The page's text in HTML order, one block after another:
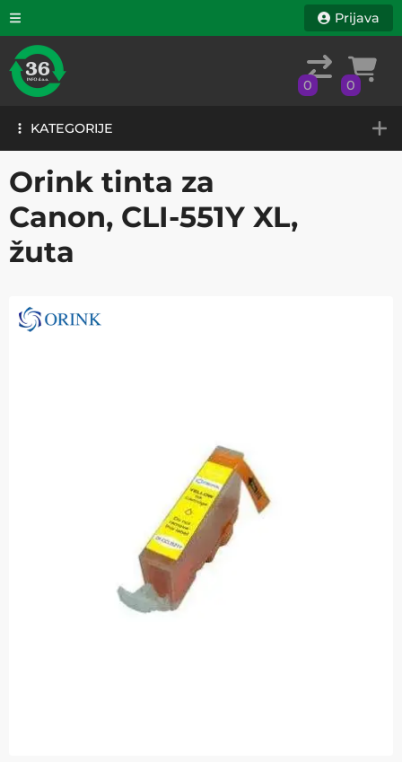
KATEGORIJE
Prijava
0 0
KATEGORIJE
Orink tinta za
Canon, CLI-551Y XL,
žuta